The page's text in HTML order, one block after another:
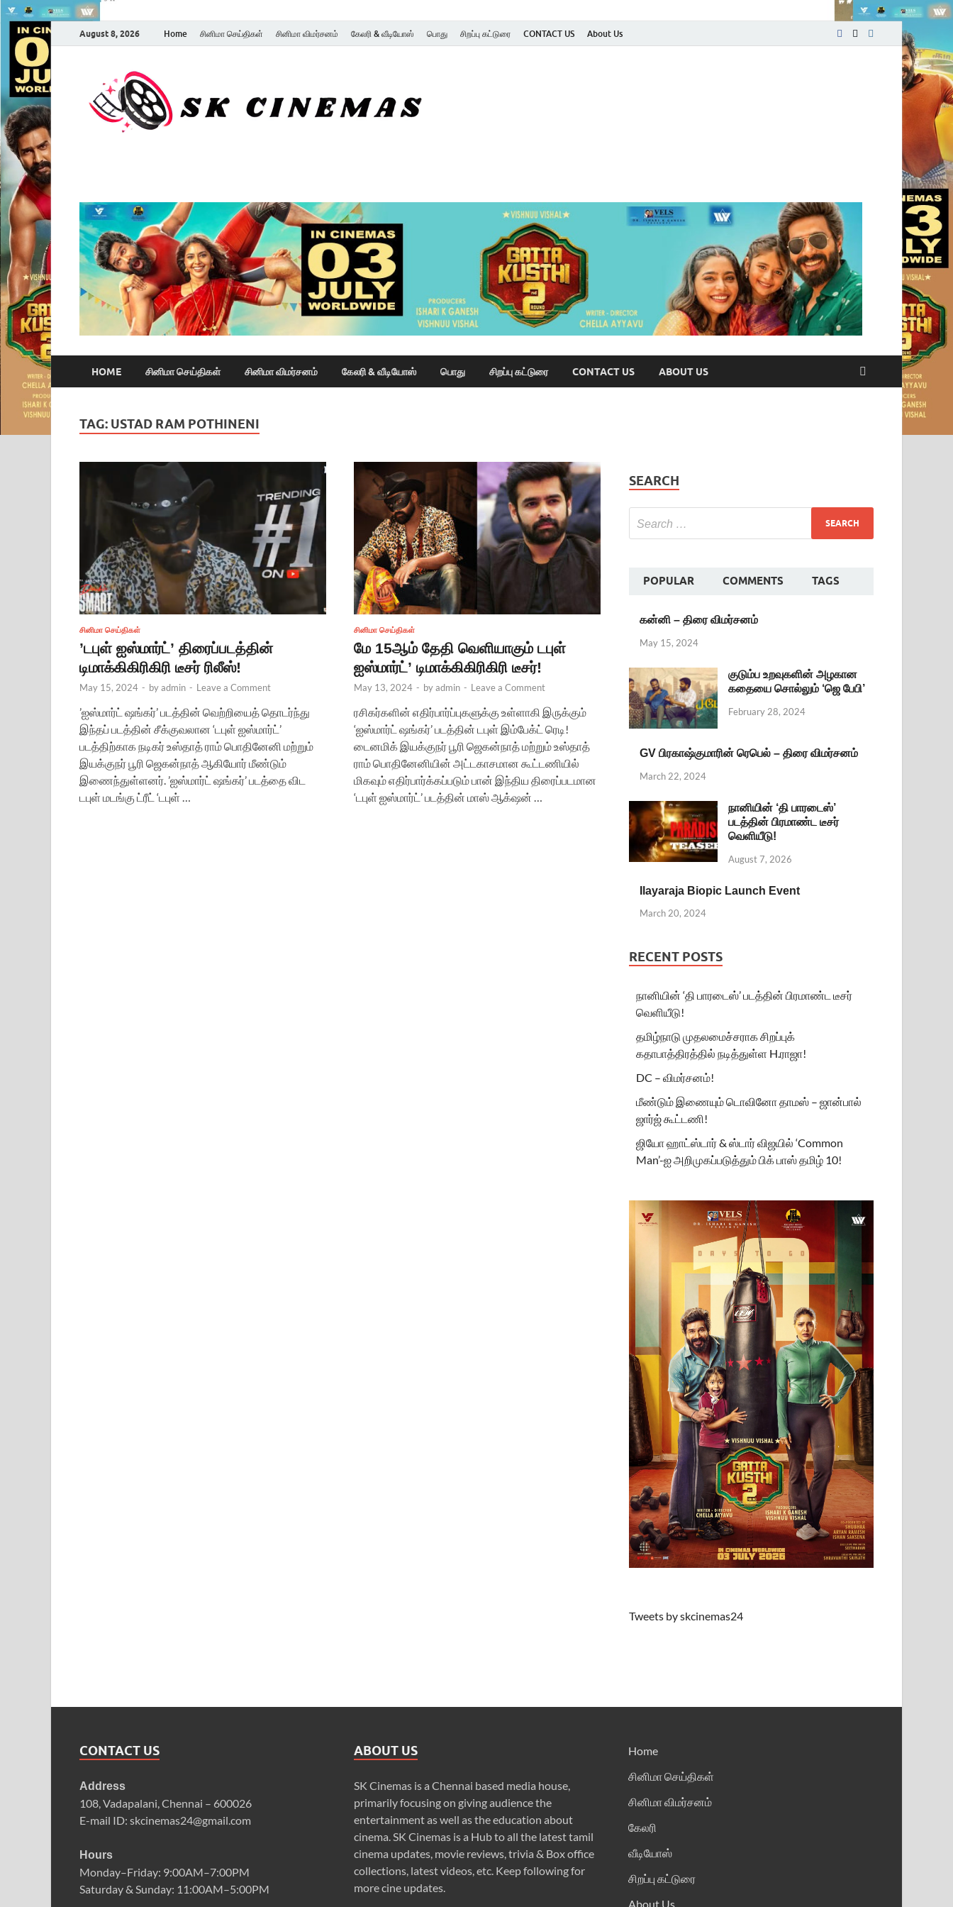
August 8, 2026 Home சினிமா செய்திகள் சினிமா விமர்சனம் கேலரி & வீடியோஸ் பொது சிறப்பு கட்டுரை CONTACT US About Us
HOME சினிமா செய்திகள் சினிமா விமர்சனம் கேலரி & வீடியோஸ் பொது சிறப்பு கட்டுரை CONTACT US ABOUT US
TAG: USTAD RAM POTHINENI
சினிமா செய்திகள்
’டபுள் ஐஸ்மார்ட்’ திரைப்படத்தின்
டிமாக்கிகிரிகிரி டீசர் ரிலீஸ்!
May 15, 2024 - byadmin - Leave a Comment
’ஐஸ்மார்ட் ஷங்கர்’ படத்தின் வெற்றியைத் தொடர்ந்து
இந்தப் படத்தின் சீக்குவலான ‘டபுள் ஐஸ்மார்ட்’
படத்திற்காக நடிகர் உஸ்தாத் ராம் பொதினேனி மற்றும்
இயக்குநர் பூரி ஜெகன்நாத் ஆகியோர் மீண்டும்
இணைந்துள்ளனர். ’ஐஸ்மார்ட் ஷங்கர்’ படத்தை விட
டபுள் மடங்கு ட்ரீட் ‘டபுள் …
சினிமா செய்திகள்
மே 15ஆம் தேதி வெளியாகும் டபுள்
ஐஸ்மார்ட்’ டிமாக்கிகிரிகிரி டீசர்!
May 13, 2024 - byadmin - Leave a Comment
ரசிகர்களின் எதிர்பார்ப்புகளுக்கு உள்ளாகி இருக்கும்
‘ஐஸ்மார்ட் ஷங்கர்’ படத்தின் டபுள் இம்பேக்ட் ரெடி!
டைனமிக் இயக்குநர் பூரி ஜெகன்நாத் மற்றும் உஸ்தாத்
ராம் பொதினேனியின் அட்டகாசமான கூட்டணியில்
மிகவும் எதிர்பார்க்கப்படும் பான் இந்திய திரைப்படமான
‘டபுள் ஐஸ்மார்ட்’ படத்தின் மாஸ் ஆக்‌ஷன் …
SEARCH
POPULAR COMMENTS TAGS
கன்னி – திரை விமர்சனம்
May 15, 2024
குடும்ப உறவுகளின் அழகான
கதையை சொல்லும் ‘ஜெ பேபி’
February 28, 2024
GV பிரகாஷ்குமாரின் ரெபெல் – திரை விமர்சனம்
March 22, 2024
நானியின் ‘தி பாரடைஸ்’
படத்தின் பிரமாண்ட டீசர்
வெளியீடு!
August 7, 2026
Ilayaraja Biopic Launch Event
March 20, 2024
RECENT POSTS
நானியின் ‘தி பாரடைஸ்’ படத்தின் பிரமாண்ட டீசர்
வெளியீடு!
தமிழ்நாடு முதலமைச்சராக சிறப்புக்
கதாபாத்திரத்தில் நடித்துள்ள H.ராஜா!
DC – விமர்சனம்!
மீண்டும் இணையும் டொவினோ தாமஸ் – ஜான்பால்
ஜார்ஜ் கூட்டணி!
ஜியோ ஹாட்ஸ்டார் & ஸ்டார் விஜயில் ‘Common
Man’-ஐ அறிமுகப்படுத்தும் பிக் பாஸ் தமிழ் 10!
Tweets by skcinemas24
CONTACT US
Address
108, Vadapalani, Chennai – 600026
E-mail ID: skcinemas24@gmail.com
Hours
Monday–Friday: 9:00AM–7:00PM
Saturday & Sunday: 11:00AM–5:00PM
ABOUT US
SK Cinemas is a Chennai based media house,
primarily focusing on giving audience the
entertainment as well as the education about
cinema. SK Cinemas is a Hub to all the latest tamil
cinema updates, movie reviews, trivia & Box office
collections, latest videos, etc. Keep following for
more cine updates.
Home
சினிமா செய்திகள்
சினிமா விமர்சனம்
கேலரி
வீடியோஸ்
சிறப்பு கட்டுரை
About Us